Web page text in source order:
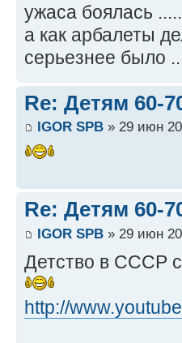
ужаса боялась .....
а как арбалеты
серьезнее было
Re: Детям 60-
IGOR SPB » 29 июн
Re: Детям 60-
IGOR SPB » 29 июн
Детство в СССР
http://